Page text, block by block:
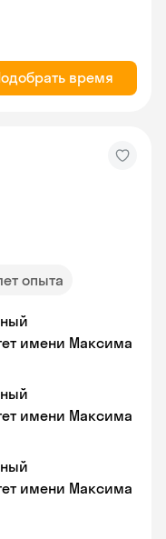
время
опыта
имени Максима
имени Максима
имени Максима